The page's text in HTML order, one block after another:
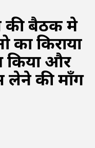
की बैठक मे
का किराया
किया और
लेने की माँग